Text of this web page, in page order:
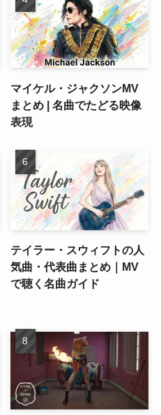
マイケル・ジャクソンMV
まとめ | 名曲でたどる映像
表現
テイラー・スウィフトの人
気曲・代表曲まとめ｜MV
で聴く名曲ガイド